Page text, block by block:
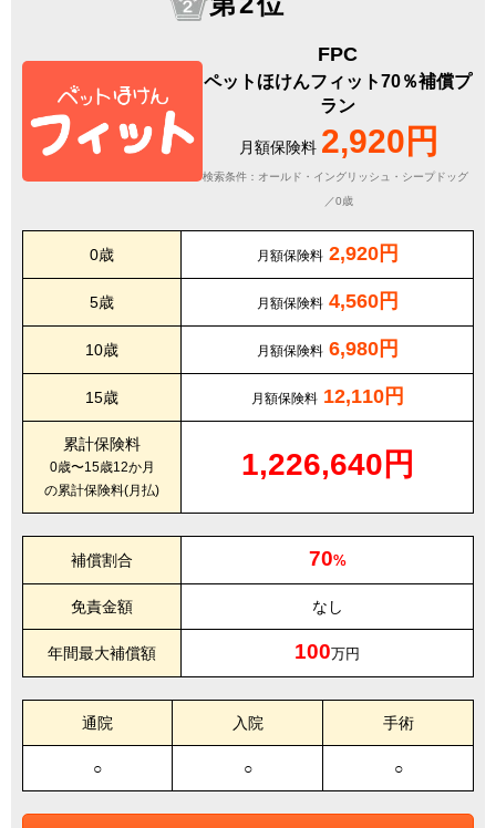
FPC
ペットほけんフィット70％補償プ
ラン
月額保険料 2,920円
検索条件：オールド・イングリッシュ・シープドッグ
／0歳
0歳 月額保険料 2,920円
5歳 月額保険料 4,560円
10歳 月額保険料 6,980円
15歳 月額保険料 12,110円
累計保険料
0歳〜15歳12か月
の累計保険料(月払)
1,226,640円
補償割合 70%
免責金額 なし
年間最大補償額 100万円
通院 入院 手術
○ ○ ○